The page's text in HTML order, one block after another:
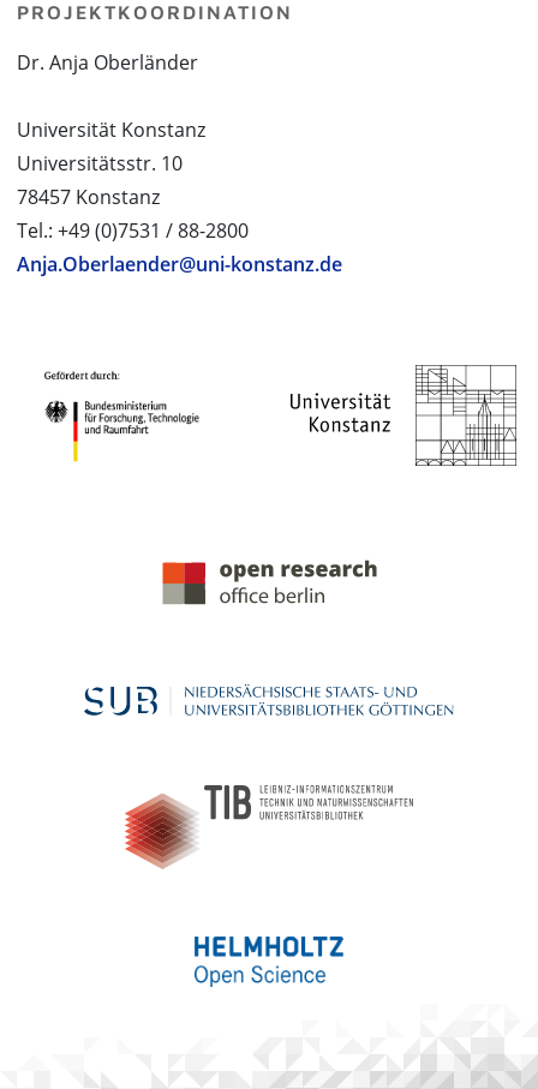
PROJEKTKOORDINATION
Dr. Anja Oberländer
Universität Konstanz
Universitätsstr. 10
78457 Konstanz
Tel.: +49 (0)7531 / 88-2800
Anja.Oberlaender@uni-konstanz.de